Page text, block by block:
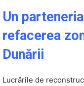
Un
refacerea
Dunării
Lucrările de